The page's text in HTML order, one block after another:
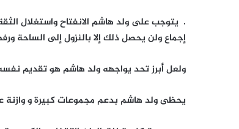
. يتوجب على ولد هاشم الانفتاح واستغلال
إجماع ولن يحصل ذلك إلا بالنزول إلى الساحة
ولعل أبرز تحد يواجهه ولد هاشم هو تقديم
يحظى ولد هاشم بدعم مجموعات كبيرة و وازنة